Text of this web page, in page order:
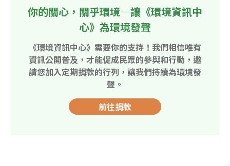
你的關心，關乎環境—讓《環境資訊中
心》為環境發聲
《環境資訊中心》需要你的支持！我們相信唯有
資訊公開普及，才能促成民眾的參與和行動，邀
請您加入定期捐款的行列，讓我們持續為環境發
聲。
前往捐款